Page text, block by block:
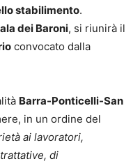
stabilimento.
dei Baroni, si riunirà il
convocato dalla
Barra-Ponticelli-San
in un ordine del
ai lavoratori,
di